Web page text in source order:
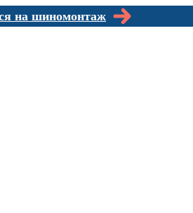
на шиномонтаж